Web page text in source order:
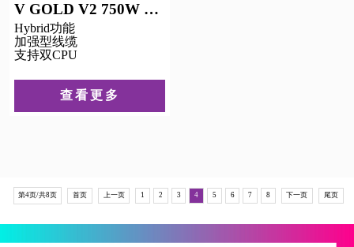
V GOLD V2 750W 白色
Hybrid功能
加强型线缆
支持双CPU
查看更多
第4页/共8页 首页 上一页 1 2 3 4 5 6 7 8 下一页 尾页